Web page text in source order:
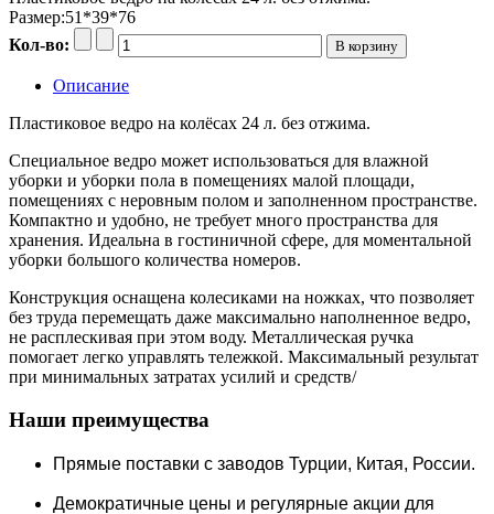
Размер:51*39*76
Кол-во:
Описание
Пластиковое ведро на колёсах 24 л. без отжима.
Специальное ведро может использоваться для влажной
уборки и уборки пола в помещениях малой площади,
помещениях с неровным полом и заполненном пространстве.
Компактно и удобно, не требует много пространства для
хранения. Идеальна в гостиничной сфере, для моментальной
уборки большого количества номеров.
Конструкция оснащена колесиками на ножках, что позволяет
без труда перемещать даже максимально наполненное ведро,
не расплескивая при этом воду. Металлическая ручка
помогает легко управлять тележкой. Максимальный результат
при минимальных затратах усилий и средств/
Наши преимущества
Прямые поставки c заводов Турции, Китая, России.
Демократичные цены и регулярные акции для